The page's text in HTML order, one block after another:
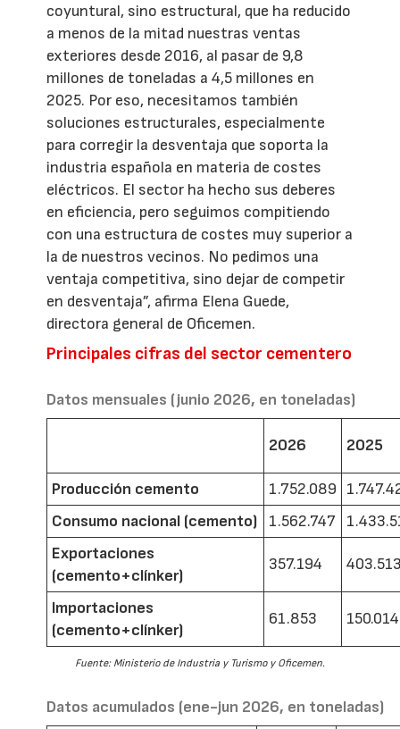
coyuntural, sino estructural, que ha reducido
a menos de la mitad nuestras ventas
exteriores desde 2016, al pasar de 9,8
millones de toneladas a 4,5 millones en
2025. Por eso, necesitamos también
soluciones estructurales, especialmente
para corregir la desventaja que soporta la
industria española en materia de costes
eléctricos. El sector ha hecho sus deberes
en eficiencia, pero seguimos compitiendo
con una estructura de costes muy superior a
la de nuestros vecinos. No pedimos una
ventaja competitiva, sino dejar de competir
en desventaja”, afirma Elena Guede,
directora general de Oficemen.
Principales cifras del sector cementero
Datos mensuales (junio 2026, en toneladas)
2026 2025
Producción cemento 1.752.089
Consumo nacional (cemento)
1.562.747
Exportaciones
(cemento+clínker)
357.194
Importaciones
(cemento+clínker)
61.853 150.014
Fuente: Ministerio de Industria y Turismo y Oficemen.
Datos acumulados (ene-jun 2026, en toneladas)